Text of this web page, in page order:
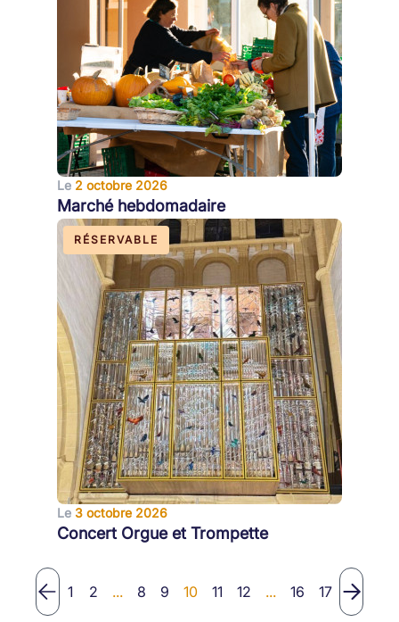
Le 2 octobre 2026
Marché hebdomadaire
RÉSERVABLE
Le 3 octobre 2026
Concert Orgue et Trompette
1 2 ... 8 9 10 11 12 ... 16 17